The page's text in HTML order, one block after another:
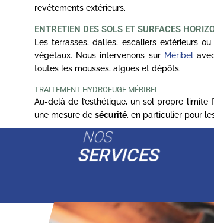
revêtements extérieurs.
ENTRETIEN DES SOLS ET SURFACES
Les terrasses, dalles, escaliers extérieurs
végétaux. Nous intervenons sur Méribel
toutes les mousses, algues et dépôts.
TRAITEMENT HYDROFUGE MÉRIBEL
Au-delà de l’esthétique, un sol propre
une mesure de sécurité, en particulier pour
NOS
SERVICES